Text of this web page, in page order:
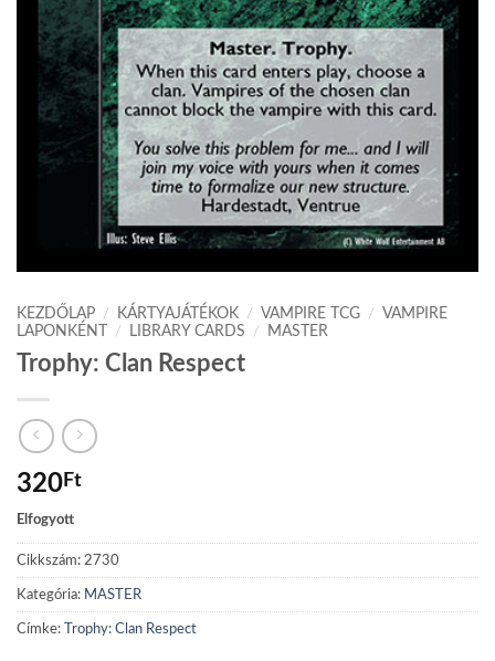
KEZDŐLAP / KÁRTYAJÁTÉKOK / VAMPIRE TCG /
VAMPIRE
LAPONKÉNT
/ LIBRARY CARDS / MASTER
Trophy: Clan Respect
320Ft
Elfogyott
Cikkszám: 2730
Kategória: MASTER
Címke: Trophy: Clan Respect